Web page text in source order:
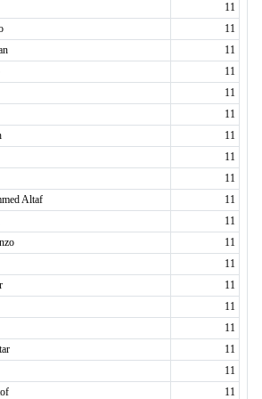
11
11
11
11
11
11
11
11
11
Altaf
11
11
11
11
11
11
11
11
11
11